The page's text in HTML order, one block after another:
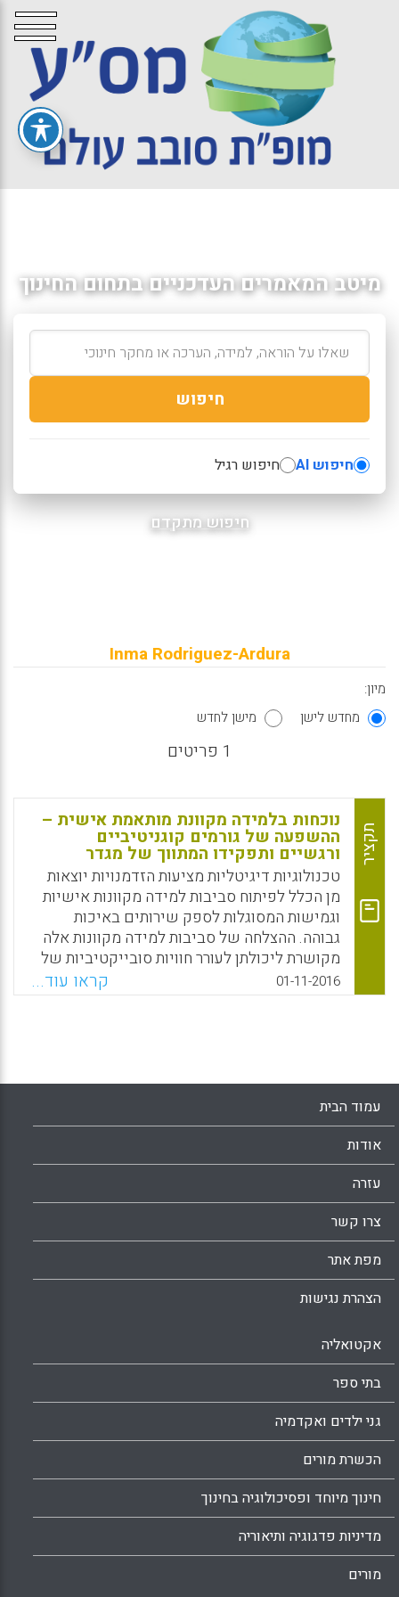
מיטב המאמרים העדכניים בתחום החינוך
חיפוש
חיפוש AI חיפוש רגיל
חיפוש מתקדם
Inma Rodriguez-Ardura
מיון:
מחדש לישן
מישן לחדש
1 פריטים
תקציר
נוכחות בלמידה מקוונת מותאמת אישית –
ההשפעה של גורמים קוגניטיביים
ורגשיים ותפקידו המתווך של מגדר
טכנולוגיות דיגיטליות מציעות הזדמנויות יוצאות
מן הכלל לפיתוח סביבות למידה מקוונות אישיות
וגמישות המסוגלות לספק שירותים באיכות
גבוהה. ההצלחה של סביבות למידה מקוונות אלה
מקושרת ליכולתן לעורר חוויות סובייקטיביות של
נוכחות, שדרכן לומדים מקוונים מרגישים שהם
"ממוקמים" באופן אינדיבידואלי בתוך סביבה
ממוקדת, דמיון מנטלי) ורגש בליבה של תצורת
הנוכחות, ומתייחס לתפקיד המתווך של מגדר
(Rodriguez-Ardura, Inma; Meseguer-Artola,
01-11-2016 קראו עוד...
עמוד הבית
אודות
עזרה
צרו קשר
מפת אתר
הצהרת נגישות
אקטואליה
בתי ספר
גני ילדים ואקדמיה
הכשרת מורים
חינוך מיוחד ופסיכולוגיה בחינוך
מדיניות פדגוגיה ותיאוריה
מורים